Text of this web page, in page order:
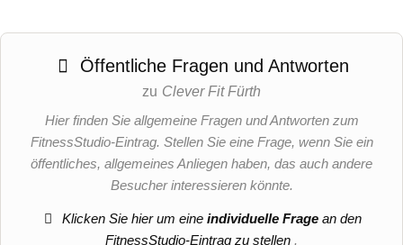
Öffentliche Fragen und Antworten
zu Clever Fit Fürth
Hier finden Sie allgemeine Fragen und Antworten zum
FitnessStudio-Eintrag. Stellen Sie eine Frage, wenn Sie ein
öffentliches, allgemeines Anliegen haben, das auch andere
Besucher interessieren könnte.
Klicken Sie hier um eineindividuelle Frage an den
FitnessStudio-Eintrag zu stellen .